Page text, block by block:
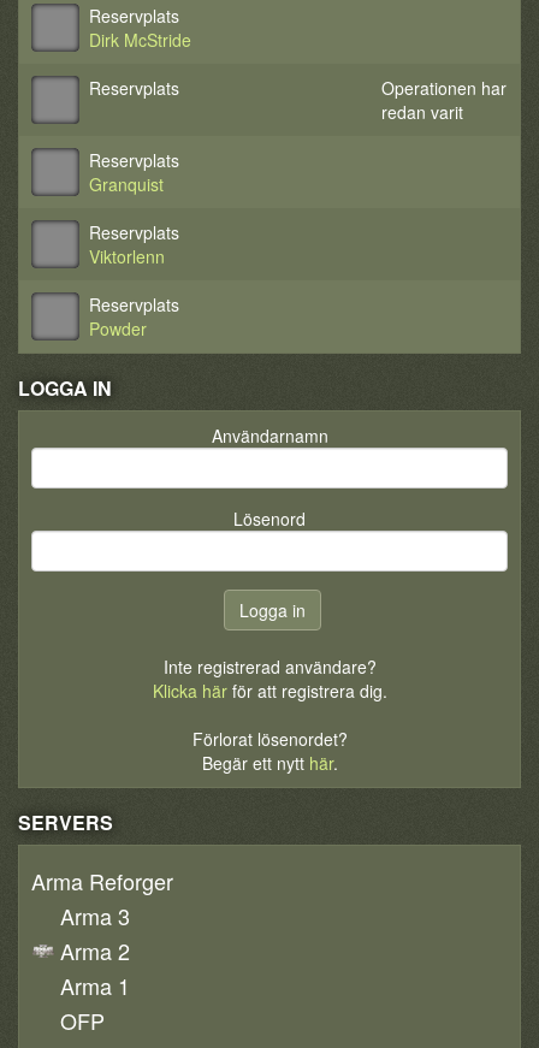
Reservplats
Dirk McStride
Reservplats
Operationen har
redan varit
Reservplats
Granquist
Reservplats
Viktorlenn
Reservplats
Powder
LOGGA IN
Användarnamn
Lösenord
Inte registrerad användare?
Klicka härför att registrera dig.
Förlorat lösenordet?
Begär ett nytt här.
SERVERS
Arma Reforger
Arma 3
Arma 2
Arma 1
OFP